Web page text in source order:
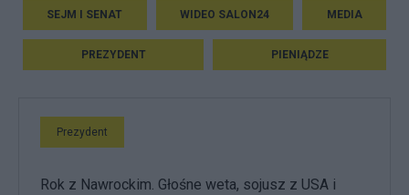
SEJM I SENAT WIDEO SALON24 MEDIA
PREZYDENT PIENIĄDZE
Prezydent
Rok z Nawrockim. Głośne weta, sojusz z USA i